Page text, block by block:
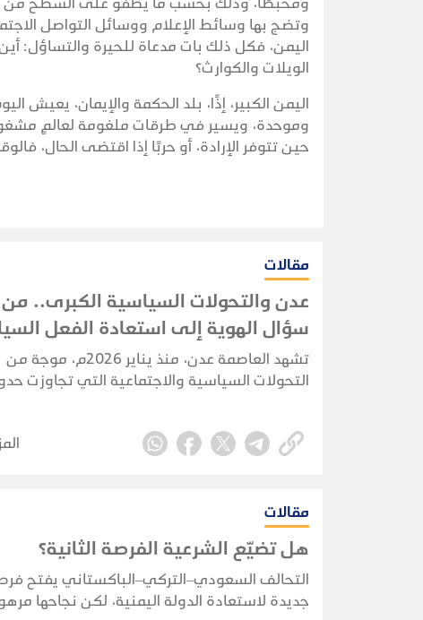
وتضج بها وسائط الإعلام ووسائل التواصل
اليمن، فكل ذلك بات مدعاة للحيرة والتساؤل:
الويلات والكوارث؟
اليمن الكبير، إذًا، بلد الحكمة والإيمان، يعيش
وموحدة، ويسير في طرقات ملغومة لعالمٍ مشغول
حين تتوفر الإرادة، أو حربًا إذا اقتضى الحال،
مقالات
عدن والتحولات السياسية الكبرى.. من
سؤال الهوية إلى استعادة الفعل
تشهد العاصمة عدن، منذ يناير 2026م، موجة من
التحولات السياسية والاجتماعية التي تجاوزت
المدينة وخصوصيتها وحقها السياسي الغائب.
مقالات
هل تضيّع الشرعية الفرصة الثانية؟
التحالف السعودي–التركي–الباكستاني يفتح
جديدة لاستعادة الدولة اليمنية، لكن نجاحها